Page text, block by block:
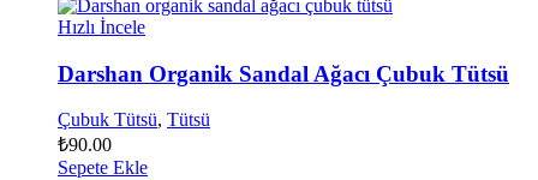
Hızlı İncele
Darshan Organik Sandal Ağacı Çubuk Tütsü
Çubuk Tütsü, Tütsü
₺90.00
Sepete Ekle